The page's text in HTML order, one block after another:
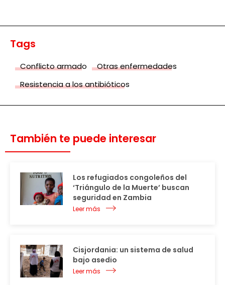
Tags
Conflicto armado
Otras enfermedades
Resistencia a los antibióticos
También te puede interesar
Los refugiados congoleños del
‘Triángulo de la Muerte’ buscan
seguridad en Zambia
Leer más
Cisjordania: un sistema de salud
bajo asedio
Leer más